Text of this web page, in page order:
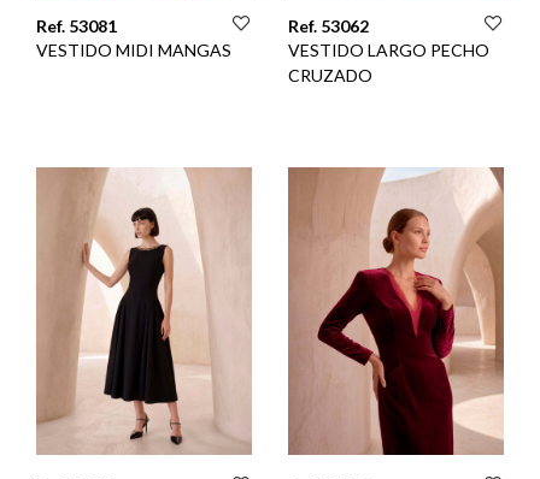
Ref. 53081
VESTIDO MIDI MANGAS
Ref. 53062
VESTIDO LARGO PECHO
CRUZADO